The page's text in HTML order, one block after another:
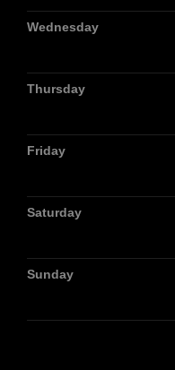
Wednesday
Thursday
Friday
Saturday
Sunday